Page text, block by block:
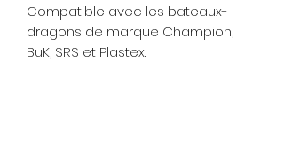
Compatible avec les bateaux-
dragons de marque Champion,
BuK, SRS et Plastex.